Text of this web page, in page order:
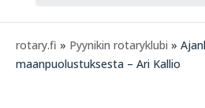
rotary.fi » Pyynikin rotaryklubi »
maanpuolustuksesta – Ari Kallio